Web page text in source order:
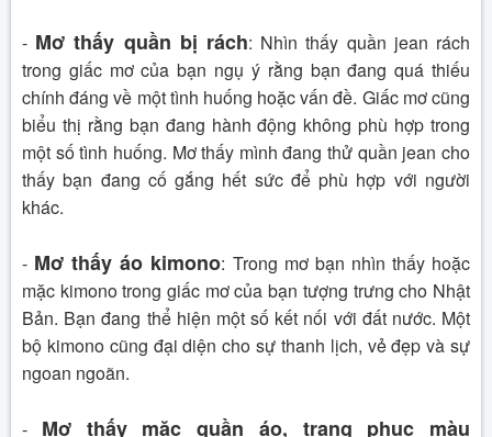
- Mơ thấy quần bị rách: Nhìn thấy quần jean rách
trong giấc mơ của bạn ngụ ý rằng bạn đang quá thiếu
chính đáng về một tình huống hoặc vấn đề. Giấc mơ cũng
biểu thị rằng bạn đang hành động không phù hợp trong
một số tình huống. Mơ thấy mình đang thử quần jean cho
thấy bạn đang cố gắng hết sức để phù hợp với người
khác.
- Mơ thấy áo kimono: Trong mơ bạn nhìn thấy hoặc
mặc kimono trong giấc mơ của bạn tượng trưng cho Nhật
Bản. Bạn đang thể hiện một số kết nối với đất nước. Một
bộ kimono cũng đại diện cho sự thanh lịch, vẻ đẹp và sự
ngoan ngoãn.
- Mơ thấy mặc quần áo, trang phục màu